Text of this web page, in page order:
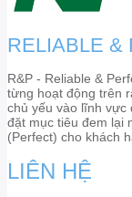
RELIABLE &
R&P - Reliable &
từng hoạt động trên
chủ yếu vào lĩnh vực
đặt mục tiêu đem lại
(Perfect) cho khách
LIÊN HỆ